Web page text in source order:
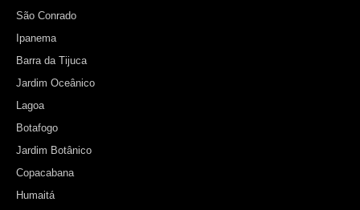
São Conrado
Ipanema
Barra da Tijuca
Jardim Oceânico
Lagoa
Botafogo
Jardim Botânico
Copacabana
Humaitá